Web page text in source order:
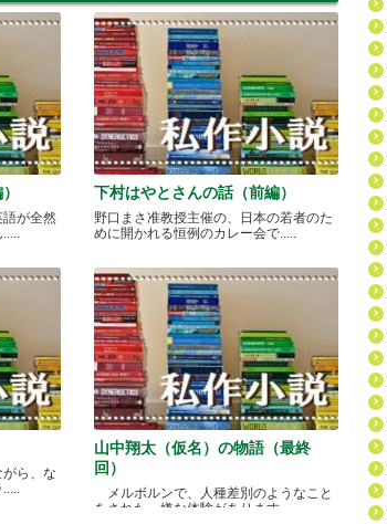
語が全然
下村はやとさんの話（前編）
野口まさ准教授主催の、日本の若者のた
めに開かれる恒例のカレー会で.....
ら、な
山中翔太（仮名）の物語（最終
回）
メルボルンで、人種差別のようなこと
をされた、嫌な体験があります.....